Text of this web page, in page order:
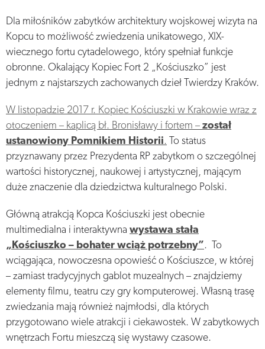
Dla miłośników zabytków architektury wojskowej wizyta na
Kopcu to możliwość zwiedzenia unikatowego, XIX-
wiecznego fortu cytadelowego, który spełniał funkcje
obronne. Okalający Kopiec Fort 2 „Kościuszko” jest
jednym z najstarszych zachowanych dzieł Twierdzy Kraków.
W listopadzie 2017 r. Kopiec Kościuszki w Krakowie wraz z
otoczeniem – kaplicą bł. Bronisławy i fortem – został
ustanowiony Pomnikiem Historii. To status
przyznawany przez Prezydenta RP zabytkom o szczególnej
wartości historycznej, naukowej i artystycznej, mającym
duże znaczenie dla dziedzictwa kulturalnego Polski.
Główną atrakcją Kopca Kościuszki jest obecnie
multimedialna i interaktywna wystawa stała
„Kościuszko – bohater wciąż potrzebny”. To
wciągająca, nowoczesna opowieść o Kościuszce, w której
– zamiast tradycyjnych gablot muzealnych – znajdziemy
elementy filmu, teatru czy gry komputerowej. Własną trasę
zwiedzania mają również najmłodsi, dla których
przygotowano wiele atrakcji i ciekawostek. W zabytkowych
wnętrzach Fortu mieszczą się wystawy czasowe.